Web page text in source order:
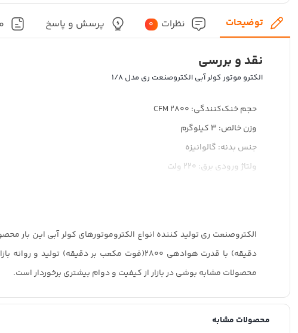
توضیحات نظرات 0 پرسش و پاسخ
نقد و بررسی
الکترو موتور کولر آبی الکتروصنعت ری مدل 1/8
حجم خنک‌کنندگی: 2800 CFM
وزن خالص: 3 کیلوگرم
جنس بدنه: گالوانیزه
ولتاژ ورودی برق: 220 ولت
دقیقه) با قدرت هوادهی 2800(فوت مکعب بر
محصولات مشابه بوشی در بازار از کیفیت و دوام بیشتری برخوردار است.
محصولات مشابه